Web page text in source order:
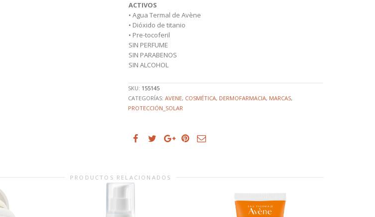
ACTIVOS
• Agua Termal de Avène
• Dióxido de titanio
• Pre-tocoferil
SIN PERFUME
SIN PARABENOS
SIN ALCOHOL
SKU: 155145
CATEGORÍAS:AVENE, COSMÉTICA, DERMOFARMACIA, MARCAS,
PROTECCIÓN_SOLAR
PRODUCTOS RELACIONADOS